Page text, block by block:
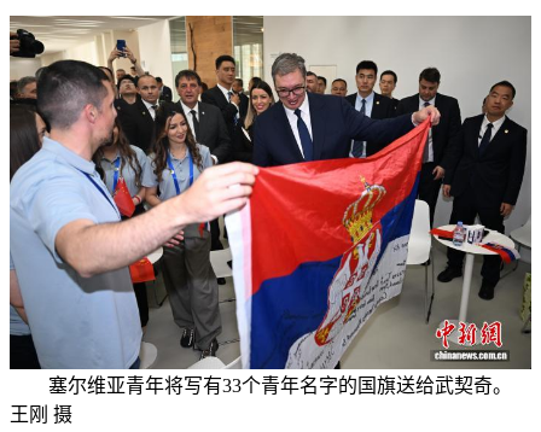
塞尔维亚青年将写有33个青年名字的国旗送给武契奇。
王刚 摄